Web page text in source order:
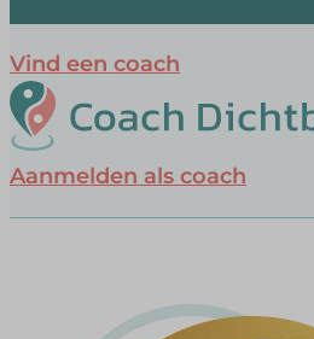
Vind een coach
Aanmelden als coach